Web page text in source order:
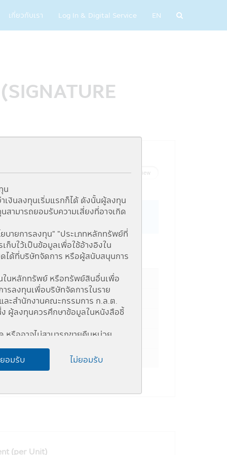
น
เงินลงทุนเริ่มแรกก็ได้ ดังนั้นผู้ลงทุน
ามารถยอมรับความเสี่ยงที่อาจเกิด
บายการลงทุน" "ประเภทหลักทรัพย์ที่
ก็บใว้เป็นข้อมูลเพื่อใช้อ้างอิงใน
ได้ที่บริษัทจัดการ หรือผู้สนับสนุนการ
นหลักทรัพย์ หรือทรัพย์สินอื่นเพื่อ
รลงทุนเพื่อบริษัทจัดการในราย
ะสำนักงานคณะกรรมการ ก.ล.ต.
ผู้ลงทุนควรศึกษาข้อมูลในหนังสือชี้
รืออาจไม่สามารถขายคืนหน่วย
ลงทุนอาจไม่สามารถขายคืนหน่วย
ผลขาดทุนของกองทุนรวม ทั้งนี้ ผล
)
ยอมรับ ไม่ยอมรับ
EN
เกี่ยวกับเรา Log In & Digital Service
List View Graph View
Percent
(per Unit)